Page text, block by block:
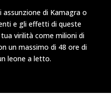
di Kamagra o
e gli effetti di queste
virilità come milioni di
un massimo di 48 ore di
leone a letto.